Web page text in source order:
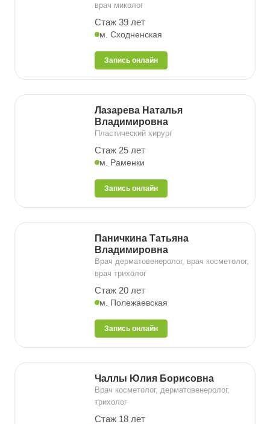
врач миколог
Стаж 39 лет
м. Сходненская
Запись онлайн
Лазарева Наталья
Владимировна
Пластический хирург
Стаж 25 лет
м. Раменки
Запись онлайн
Паничкина Татьяна
Владимировна
Врач дерматовенеролог, врач косметолог,
врач трихолог
Стаж 20 лет
м. Полежаевская
Запись онлайн
Чаллы Юлия Борисовна
Врач косметолог, дерматовенеролог,
трихолог
Стаж 18 лет